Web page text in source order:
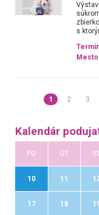
s
1 2 3
Kalendár
PO UT
10 11
17 18